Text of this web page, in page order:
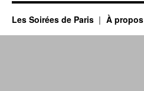
Les Soirées de Paris À propos